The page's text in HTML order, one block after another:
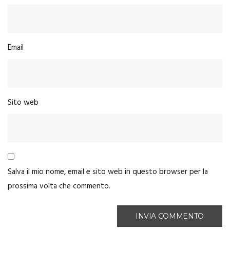
Email
Sito web
Salva il mio nome, email e sito web in questo browser per la
prossima volta che commento.